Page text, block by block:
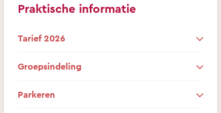
Praktische informatie
Tarief 2026
Groepsindeling
Parkeren